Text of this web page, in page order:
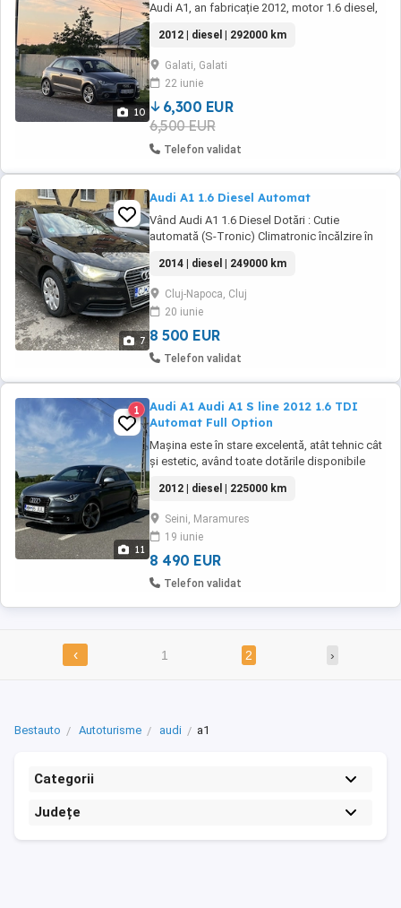
10
Audi A1, an fabricație 2012, motor 1.6 diesel,
perfectă stare de funcționare. Motor fiabil și
economic Schimb ulei efectuat recent (mai
2026) Plăcuțe de frână schimbate recent Fără
probleme mecanice ...
2012 | diesel | 292000 km
Galati, Galati
22 iunie
6,300 EUR
6,500 EUR
Telefon validat
7
Audi A1 1.6 Diesel Automat
Vând Audi A1 1.6 Diesel Dotări : Cutie
automată (S-Tronic) Climatronic încălzire în
Faruri Xenon Day-light Led Semnalizari led 4
geamuri electrice Reglaj electric al oglinzilor
Mașina rulează fără nici un fel de
problemă,are schimburile de ulei făcute la ...
2014 | diesel | 249000 km
Cluj-Napoca, Cluj
20 iunie
8 500 EUR
Telefon validat
11
1
Audi A1 Audi A1 S line 2012 1.6 TDI
Automat Full Option
Mașina este în stare excelentă, atât tehnic cât
și estetic, având toate dotările disponibile
sau verificare. -Distribuție schimbată -ITP
efectuat recent, valabil până în 2027 -
Kilometraj: 225.000 km reali Dotări: -Pachet S
line interior + exterior -Volan S ...
2012 | diesel | 225000 km
Seini, Maramures
19 iunie
8 490 EUR
Telefon validat
‹ 1 2 ›
Bestauto Autoturisme audi a1
Categorii
Județe